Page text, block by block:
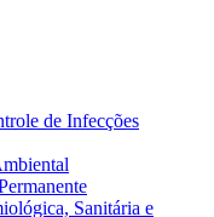
de Infecções
Sanitária e